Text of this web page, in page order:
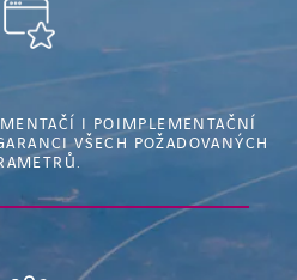
I POIMPLEMENTAČNÍ
VŠECH POŽADOVANÝCH